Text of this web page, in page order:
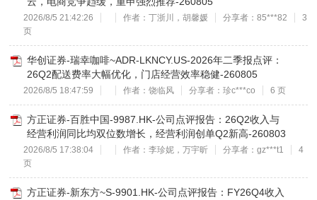
2026/8/5 21:42:26 作者：丁浙川，胡馨媛 分享者：85***82
3
页
华创证券-瑞幸咖啡~ADR-LKNCY.US-2026年二季报点评：
26Q2配送费率大幅优化，门店经营效率稳健-260805
2026/8/5 18:47:59 作者：饶临风 分享者：珍c***co 6 页
方正证券-百胜中国-9987.HK-公司点评报告：26Q2收入与
经营利润同比均双位数增长，经营利润创单Q2新高-260803
2026/8/5 17:38:04 作者：李珍妮，万宇昕 分享者：gz***t1
4
页
方正证券-新东方~S-9901.HK-公司点评报告：FY26Q4收入